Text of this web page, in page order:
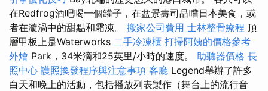
在Redfrog酒吧喝一個罐子，在盆景壽司品嚐日本美食，或
者在漩渦中的甜點和霜凍。 搬家公司費用 士林整骨療程 頂
層甲板上是Waterworks 二手冷凍櫃 打掃阿姨的價格參考
外燴 Park，34米滴和25英里/小時的速度。 助聽器價格 長
照中心 護照換發程序與注意事項 客廳 Legend舉辦了許多
白天和晚上的活動，包括播放列表製作（舞台上的流行音